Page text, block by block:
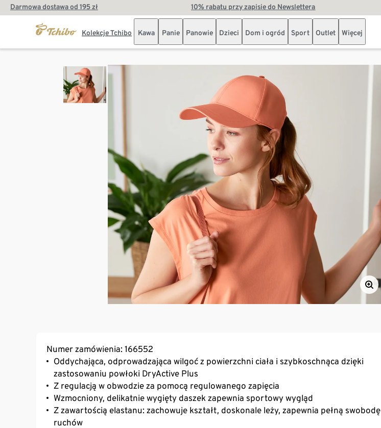
Darmowa dostawa od 195 zł 10% rabatu przy zapisie do Newslettera
Kolekcje Tchibo Kawa Panie Panowie Dzieci Dom i ogród Sport Outlet Więcej
Numer zamówienia: 166552
Oddychająca, odprowadzająca wilgoć z powierzchni ciała i szybkoschnąca dzięki
zastosowaniu powłoki DryActive Plus
Z regulacją w obwodzie za pomocą regulowanego zapięcia
Wzmocniony, delikatnie wygięty daszek zapewnia sportowy wygląd
Z zawartością elastanu: zachowuje kształt, doskonale leży, zapewnia pełną swobodę
ruchów